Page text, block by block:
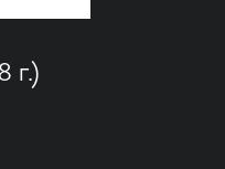
г.)